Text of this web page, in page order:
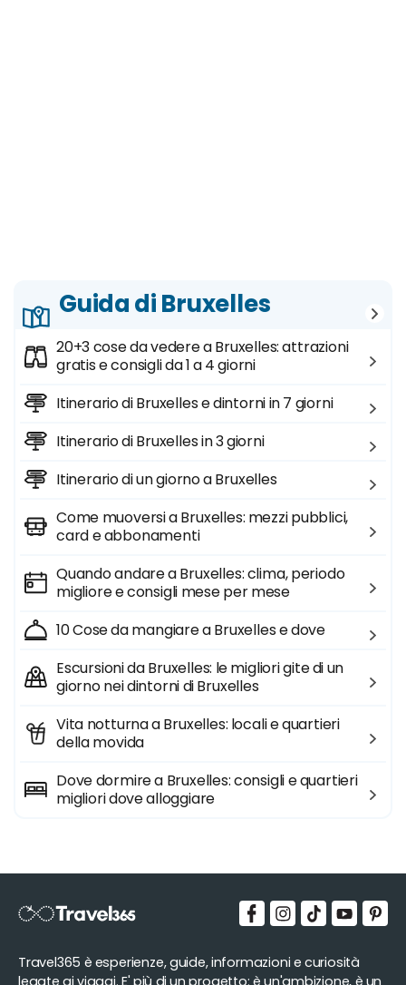
Guida di Bruxelles
20+3 cose da vedere a Bruxelles: attrazioni
gratis e consigli da 1 a 4 giorni
Itinerario di Bruxelles e dintorni in 7 giorni
Itinerario di Bruxelles in 3 giorni
Itinerario di un giorno a Bruxelles
Come muoversi a Bruxelles: mezzi pubblici,
card e abbonamenti
Quando andare a Bruxelles: clima, periodo
migliore e consigli mese per mese
10 Cose da mangiare a Bruxelles e dove
Escursioni da Bruxelles: le migliori gite di un
giorno nei dintorni di Bruxelles
Vita notturna a Bruxelles: locali e quartieri
della movida
Dove dormire a Bruxelles: consigli e quartieri
migliori dove alloggiare
Travel365 è esperienze, guide, informazioni e curiosità
legate ai viaggi. E' più di un progetto: è un'ambizione, è un